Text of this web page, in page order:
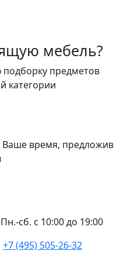
мебель?
предметов
категории
время, предложив
Пн.-сб. с 10:00 до 19:00
+7 (495) 505-26-32